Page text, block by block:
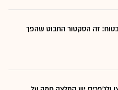
זה הסקטור החבוט שהפך